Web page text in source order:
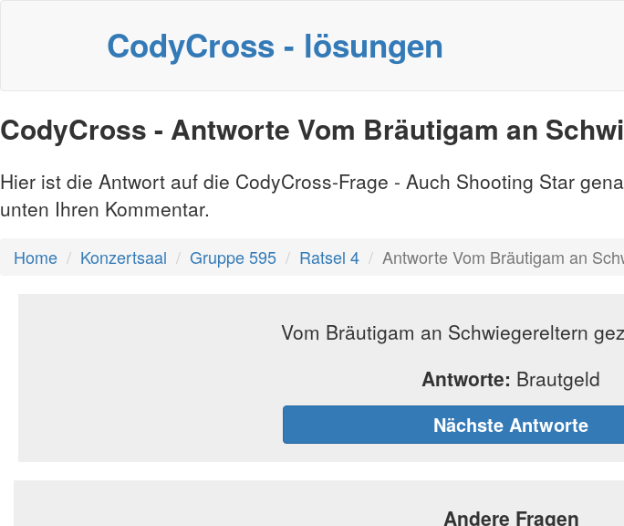
CodyCross - lösungen
CodyCross - Antworte Vom Bräutigam an
Hier ist die Antwort auf die CodyCross-Frage - Auch Shooting Star
unten Ihren Kommentar.
Home Konzertsaal Gruppe 595 Ratsel 4 Antworte Vom Bräutigam an
Vom Bräutigam an Schwiegereltern
Antworte: Brautgeld
Nächste Antworte
Andere Fragen